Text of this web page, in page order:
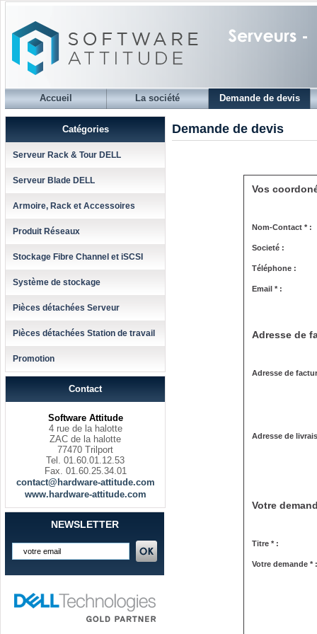
Accueil La société Demande de devis
Catégories
Serveur Rack & Tour DELL
Serveur Blade DELL
Armoire, Rack et Accessoires
Produit Réseaux
Stockage Fibre Channel et iSCSI
Système de stockage
Pièces détachées Serveur
Pièces détachées Station de travail
Promotion
Contact
Software Attitude
4 rue de la halotte
ZAC de la halotte
77470 Trilport
Tel. 01.60.01.12.53
Fax. 01.60.25.34.01
contact@hardware-attitude.com
www.hardware-attitude.com
NEWSLETTER
Demande de devis
Vos
Nom-Contact * :
Societé :
Téléphone :
Email * :
Adresse de
Adresse de
Adresse de
Votre
Titre * :
Votre demande * :